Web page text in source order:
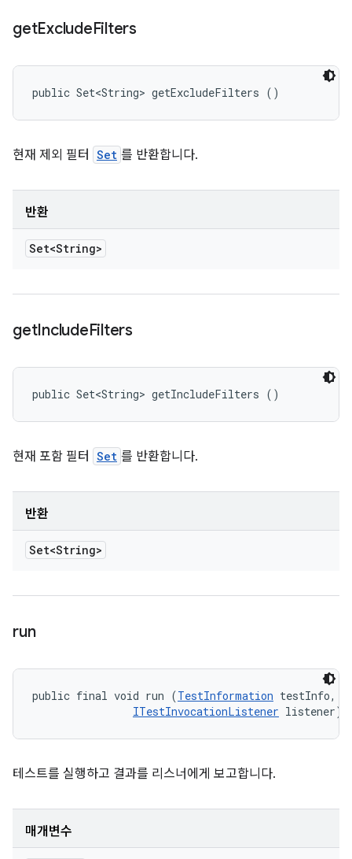
getExcludeFilters
public Set<String> getExcludeFilters ()
현재 제외 필터 Set 를 반환합니다.
반환
Set<String>
getIncludeFilters
public Set<String> getIncludeFilters ()
현재 포함 필터 Set 를 반환합니다.
반환
Set<String>
run
public final void run (TestInformation testInfo,
ITestInvocationListener listener)
테스트를 실행하고 결과를 리스너에게 보고합니다.
매개변수